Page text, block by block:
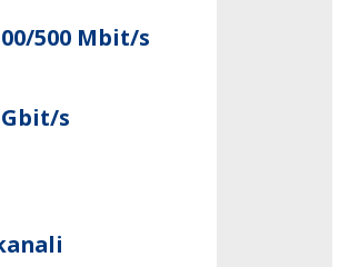
500 Mbit/s
s